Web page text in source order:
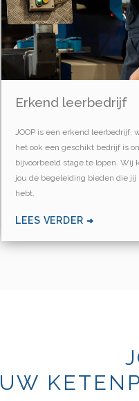
Erkend leerbedrijf
JOOP is een erkend leerbedrijf,
het ook een geschikt bedrijf is
bijvoorbeeld stage te lopen. Wij
jou de begeleiding bieden die jij
hebt.
LEES VERDER
UW